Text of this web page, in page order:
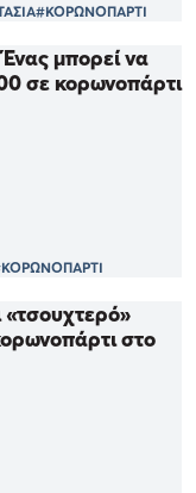
#ΚΟΡΩΝΟΠΑΡΤΙ
μπορεί να
σε κορωνοπάρτι
«τσουχτερό»
στο